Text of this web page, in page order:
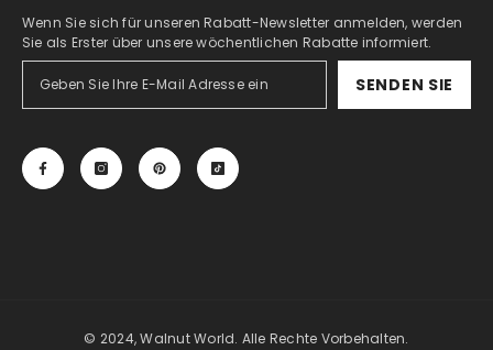
Wenn Sie sich für unseren Rabatt-Newsletter anmelden, werden
Sie als Erster über unsere wöchentlichen Rabatte informiert.
SENDEN SIE
© 2024, Walnut World. Alle Rechte Vorbehalten.